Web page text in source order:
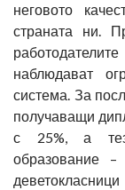
неговото
страната ни.
наблюдават
система. За
получаващи
с 25%, а
образование